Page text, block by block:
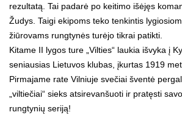
rezultatą. Tai padarė po keitimo išėjęs
Žudys. Taigi ekipoms teko tenkintis
žiūrovams rungtynės turėjo tikrai patikti.
Kitame II lygos ture „Vilties“ laukia išvyka į
seniausias Lietuvos klubas, įkurtas 1919
Pirmajame rate Vilniuje svečiai šventė
„viltiečiai“ sieks atsirevanšuoti ir pratęsti
rungtynių seriją!